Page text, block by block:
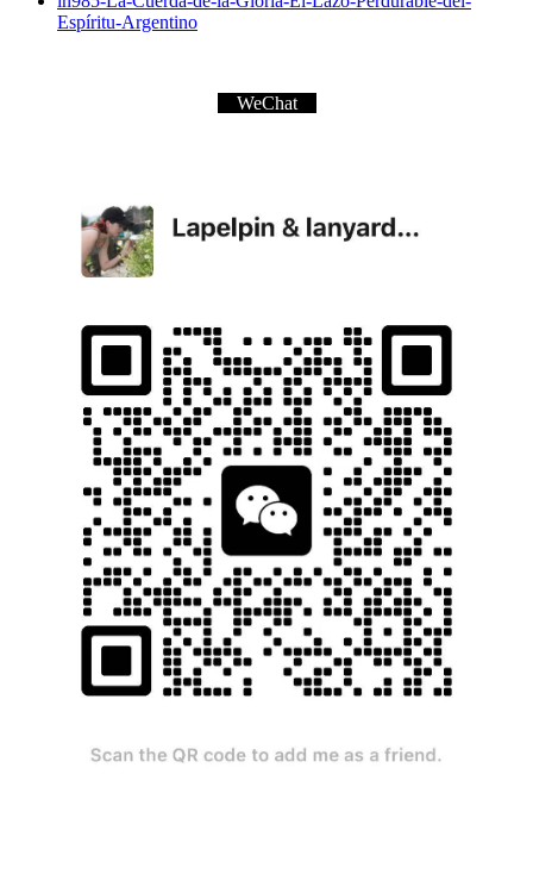
Espíritu-Argentino
WeChat